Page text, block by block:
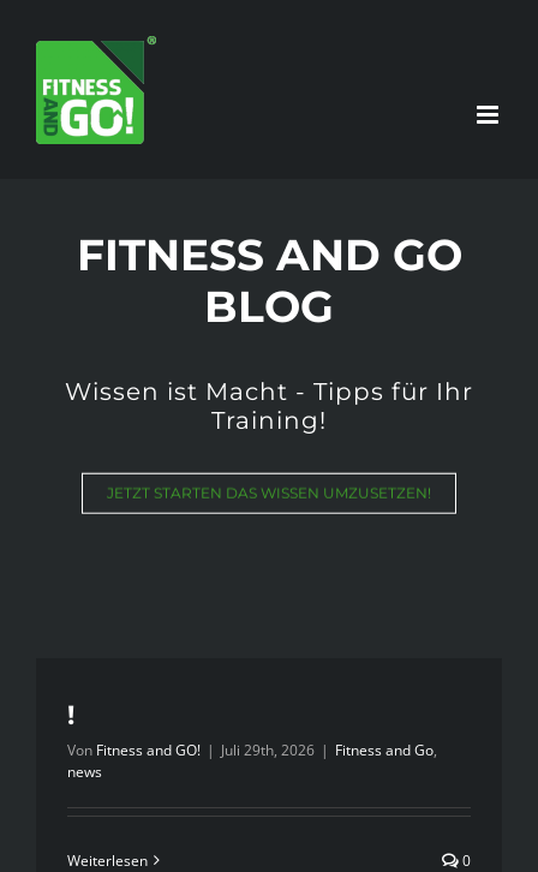
springen
FITNESS AND GO
BLOG
Wissen ist Macht - Tipps für Ihr
Training!
JETZT STARTEN DAS WISSEN UMZUSETZEN!
!
Von Fitness and GO! | Juli 29th, 2026 | Fitness and Go,
news
Weiterlesen 0